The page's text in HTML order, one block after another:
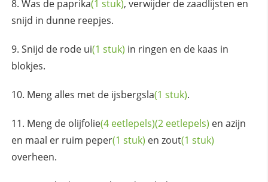
Was de paprika(1 stuk), verwijder de zaadlijsten en
snijd in dunne reepjes.
Snijd de rode ui(1 stuk) in ringen en de kaas in
blokjes.
Meng alles met de ijsbergsla(1 stuk).
Meng de olijfolie(4 eetlepels)(2 eetlepels) en azijn
en maal er ruim peper(1 stuk) en zout(1 stuk)
overheen.